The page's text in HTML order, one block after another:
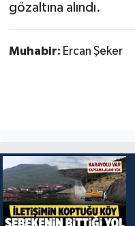
gözaltına alındı.
Muhabir: Ercan Şeker